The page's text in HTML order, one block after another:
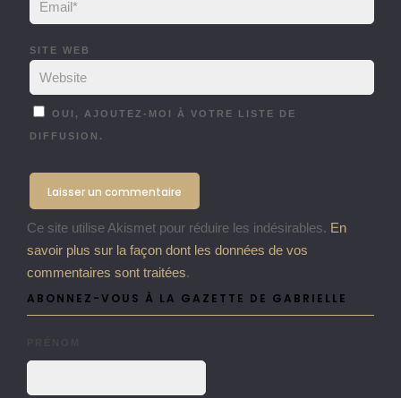
SITE WEB
OUI, AJOUTEZ-MOI À VOTRE LISTE DE
DIFFUSION.
Ce site utilise Akismet pour réduire les indésirables. En
savoir plus sur la façon dont les données de vos
commentaires sont traitées.
ABONNEZ-VOUS À LA GAZETTE DE GABRIELLE